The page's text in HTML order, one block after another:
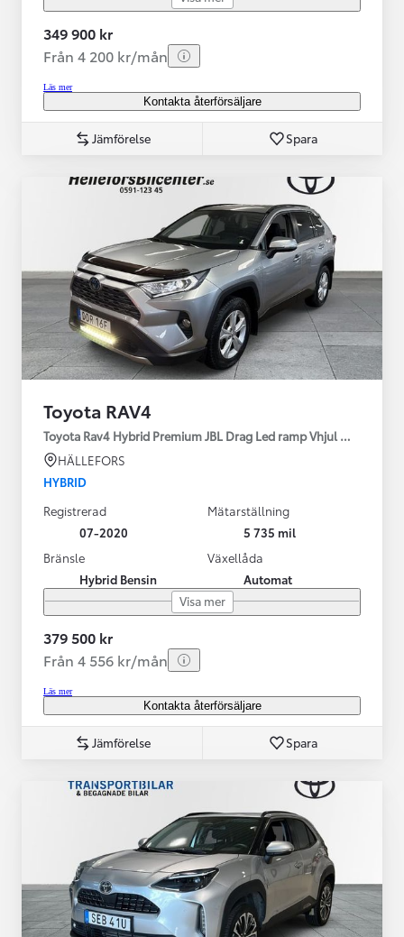
349 900 kr
Från 4 200 kr/mån
Läs mer
Kontakta återförsäljare
Jämförelse Spara
Toyota RAV4
Toyota Rav4 Hybrid Premium JBL Drag Led ramp Vhjul motorv
HÄLLEFORS
HYBRID
Registrerad
07-2020
Mätarställning
5 735 mil
Bränsle
Hybrid Bensin
Växellåda
Automat
Visa mer
379 500 kr
Från 4 556 kr/mån
Läs mer
Kontakta återförsäljare
Jämförelse Spara